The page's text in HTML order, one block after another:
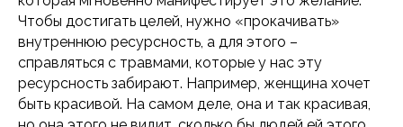
Чтобы достигать целей, нужно «прокачивать»
внутреннюю ресурсность, а для этого –
справляться с травмами, которые у нас эту
ресурсность забирают. Например, женщина хочет
быть красивой. На самом деле, она и так красивая,
ООО «ИСП»
ОГРН 1197746615736
ИНН 7727431274
+7 (495) 152-08-01
info@iomp.ru